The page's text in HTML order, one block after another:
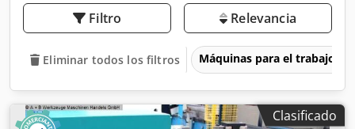
Filtro Relevancia
Eliminar todos los filtros Máquinas para el trabajo
Clasificado